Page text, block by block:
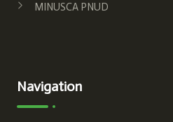
MINUSCA PNUD
Navigation